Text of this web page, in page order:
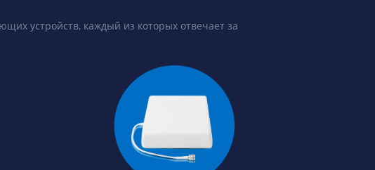
устройств, каждый из которых отвечает за